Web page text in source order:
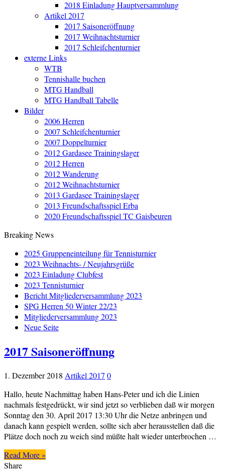
2018 Einladung Hauptversammlung
Artikel 2017
2017 Saisoneröffnung
2017 Weihnachtsturnier
2017 Schleifchenturnier
externe Links
WTB
Tennishalle buchen
MTG Handball
MTG Handball Tabelle
Bilder
2006 Herren
2007 Schleifchenturnier
2007 Doppelturnier
2012 Gardasee Trainingslager
2012 Herren
2012 Wanderung
2012 Weihnachtsturnier
2013 Gardasee Trainingslager
2013 Freundschaftsspiel Erba
2020 Freundschaftsspiel TC Gaisbeuren
Breaking News
2025 Gruppeneinteilung für Tennisturnier
2023 Weihnachts- / Neujahrsgrüße
2023 Einladung Clubfest
2023 Tennisturnier
Bericht Mitgliederversammlung 2023
SPG Herren 50 Winter 22/23
Mitgliederversammlung 2023
Neue Seite
2017 Saisoneröffnung
1. Dezember 2018 Artikel 2017 0
Hallo, heute Nachmittag haben Hans-Peter und ich die Linien
nachmals festgedrückt, wir sind jetzt so verblieben daß wir morgen
Sonntag den 30. April 2017 13:30 Uhr die Netze anbringen und
danach kann gespielt werden, sollte sich aber herausstellen daß die
Plätze doch noch zu weich sind müßte halt wieder unterbrochen …
Read More »
Share